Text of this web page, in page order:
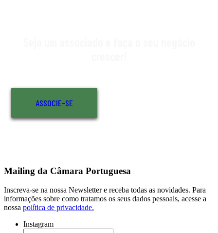
ASSOCIE-SE
Mailing da Câmara Portuguesa
Inscreva-se na nossa Newsletter e receba todas as novidades. Para
informações sobre como tratamos os seus dados pessoais, acesse a
nossa política de privacidade.
Instagram